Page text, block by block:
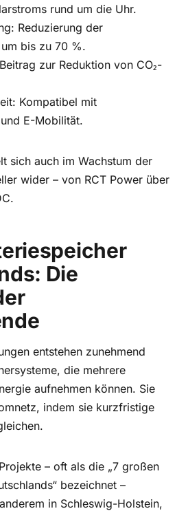
rund um die Uhr.
Reduzierung der
bis zu 70 %.
zur Reduktion von CO₂-
Kompatibel mit
E-Mobilität.
sich auch im Wachstum der
wider – von RCT Power über
Die
entstehen zunehmend
die mehrere
aufnehmen können. Sie
indem sie kurzfristige
– oft als die „7 großen
bezeichnet –
in Schleswig-Holstein,